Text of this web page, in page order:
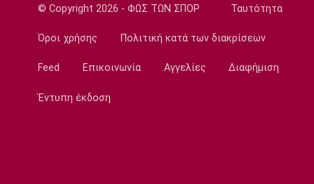
Ο Τάσος Χατζηγιοβάνης κάλυψε το ποσό που
08:30
Ποδόσφαιρο - Διεθνή
© Copyright 2026 - ΦΩΣ ΤΩΝ ΣΠΟΡ Ταυτότητα
Όροι χρήσης Πολιτική κατά των διακρίσεων
Feed Επικοινωνία Αγγελίες Διαφήμιση
Έντυπη έκδοση